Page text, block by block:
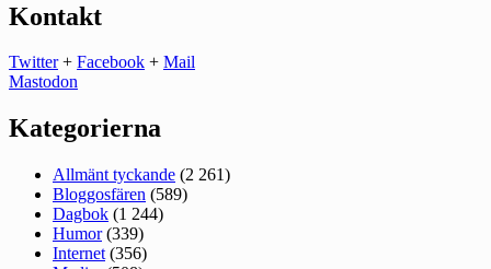
Kontakt
Twitter+ Facebook + Mail
Mastodon
Kategorierna
Allmänt tyckande (2 261)
Bloggosfären (589)
Dagbok (1 244)
Humor(339)
Internet (356)